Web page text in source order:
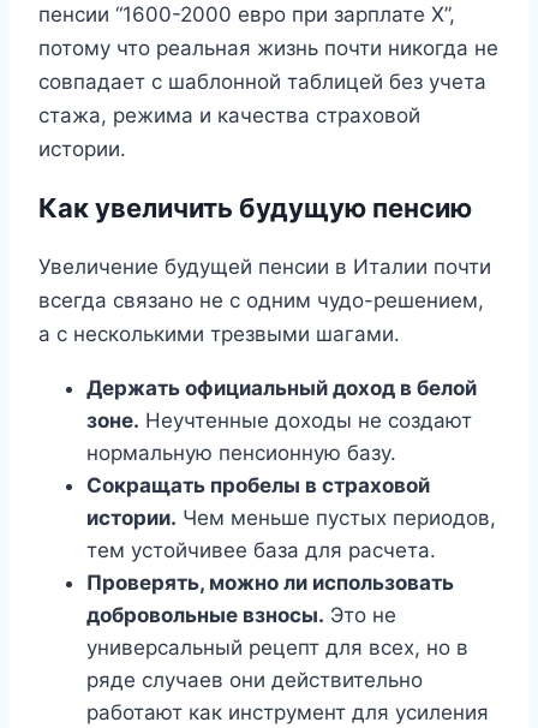
пенсии “1600-2000 евро при зарплате X”,
потому что реальная жизнь почти никогда не
совпадает с шаблонной таблицей без учета
стажа, режима и качества страховой
истории.
Как увеличить будущую пенсию
Увеличение будущей пенсии в Италии почти
всегда связано не с одним чудо-решением,
а с несколькими трезвыми шагами.
Держать официальный доход в белой
зоне. Неучтенные доходы не создают
нормальную пенсионную базу.
Сокращать пробелы в страховой
истории. Чем меньше пустых периодов,
тем устойчивее база для расчета.
Проверять, можно ли использовать
добровольные взносы. Это не
универсальный рецепт для всех, но в
ряде случаев они действительно
работают как инструмент для усиления